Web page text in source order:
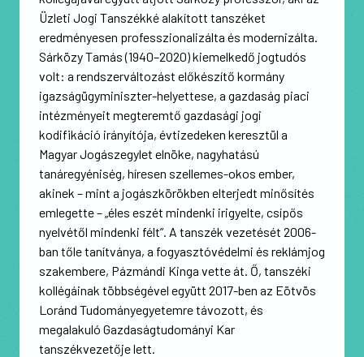
Üzleti Jogi Tanszékké alakított tanszéket
eredményesen professzionalizálta és modernizálta.
Sárközy Tamás (1940–2020) kiemelkedő jogtudós
volt: a rendszerváltozást előkészítő kormány
igazságügyminiszter-helyettese, a gazdaság piaci
intézményeit megteremtő gazdasági jogi
kodifikáció irányítója, évtizedeken keresztül a
Magyar Jogászegylet elnöke, nagyhatású
tanáregyéniség, híresen szellemes-okos ember,
akinek – mint a jogászkörökben elterjedt minősítés
emlegette – „éles eszét mindenki irigyelte, csípős
nyelvétől mindenki félt”. A tanszék vezetését 2006-
ban tőle tanítványa, a fogyasztóvédelmi és reklámjog
szakembere, Pázmándi Kinga vette át. Ő, tanszéki
kollégáinak többségével együtt 2017-ben az Eötvös
Loránd Tudományegyetemre távozott, és
megalakuló Gazdaságtudományi Kar
tanszékvezetője lett.